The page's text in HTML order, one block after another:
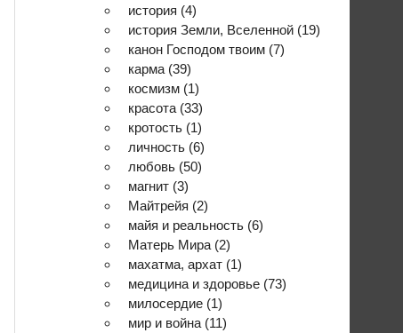
история (4)
история Земли, Вселенной (19)
канон Господом твоим (7)
карма (39)
космизм (1)
красота (33)
кротость (1)
личность (6)
любовь (50)
магнит (3)
Майтрейя (2)
майя и реальность (6)
Матерь Мира (2)
махатма, архат (1)
медицина и здоровье (73)
милосердие (1)
мир и война (11)